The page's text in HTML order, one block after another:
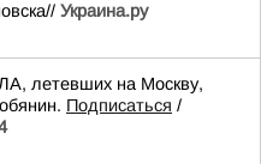
Украина.ру
летевших на Москву,
Подписаться /